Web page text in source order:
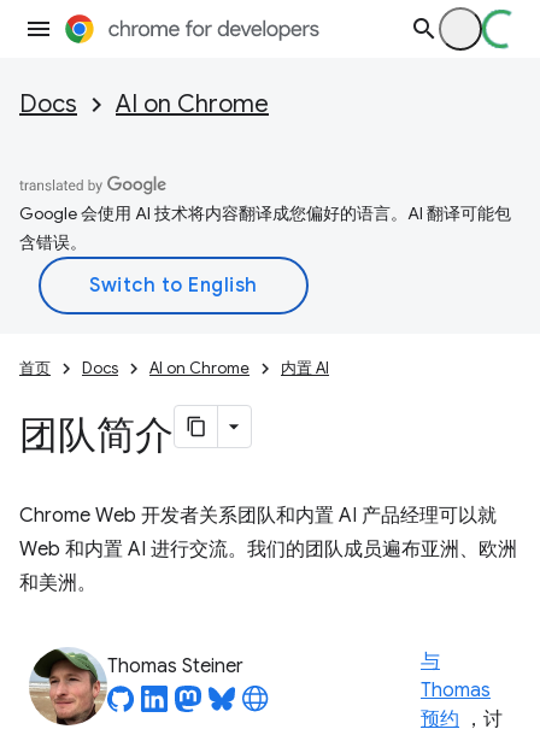
Docs AI on Chrome
Google 会使用 AI 技术将内容翻译成您偏好的语言。AI 翻译可能包
含错误。
首页 Docs AI on Chrome 内置 AI
团队简介
Chrome Web 开发者关系团队和内置 AI 产品经理可以就
Web 和内置 AI 进行交流。我们的团队成员遍布亚洲、欧洲
和美洲。
Thomas Steiner
与
Thomas
预约 ，讨